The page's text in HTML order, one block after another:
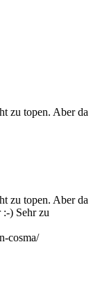
zu topen. Aber da
zu topen. Aber da
) Sehr zu
cosma/